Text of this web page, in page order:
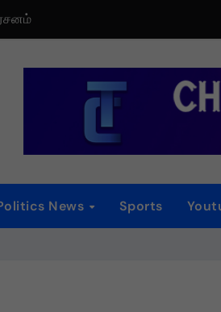
“ஏன் என்னை ஏதோ செய்தாய்”
தா” – டிமான்டி காலனி 3 முதல் பாடல்
வெளியீட்டு விழா!
News Sports